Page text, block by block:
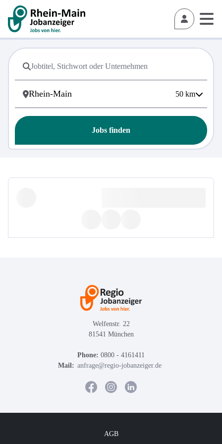
50 km
Jobs finden
Welfenstr. 22
81541 München
Phone: 0800 - 4161411
Mail: anfrage@regio-jobanzeiger.de
AGB